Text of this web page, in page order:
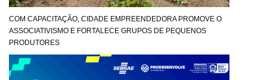
COM CAPACITAÇÃO, CIDADE EMPREENDEDORA PROMOVE O
ASSOCIATIVISMO E FORTALECE GRUPOS DE PEQUENOS
PRODUTORES